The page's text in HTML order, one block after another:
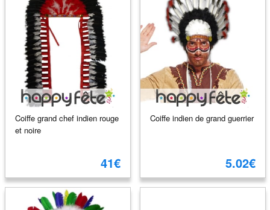
Coiffe grand chef indien rouge
et noire
41€
Coiffe indien de grand guerrier
5.02€